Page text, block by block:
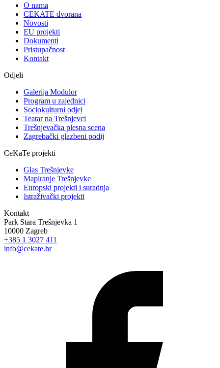
O nama
CEKATE dvorana
Novosti
EU projekti
Dokumenti
Pristupačnost
Kontakt
Odjeli
Galerija Modulor
Program u zajednici
Sociokulturni odjel
Teatar na Trešnjevci
Trešnjevačka plesna scena
Zagrebački glazbeni podij
CeKaTe projekti
Glas Trešnjevke
Mapiranje Trešnjevke
Europski projekti i suradnja
Istraživački projekti
Kontakt
Park Stara Trešnjevka 1
10000 Zagreb
+385 1 3027 411
info@cekate.hr